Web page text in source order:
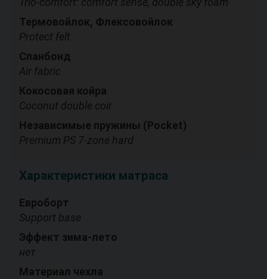
Термовойлок, Флексовойлок
Protect felt
Спанбонд
Air fabric
Кокосовая койра
Coconut double coir
Независимые пружины (Pocket)
Premium PS 7-zone hard
Характеристики матраса
Евроборт
Support base
Эффект зима-лето
нет
Материал чехла